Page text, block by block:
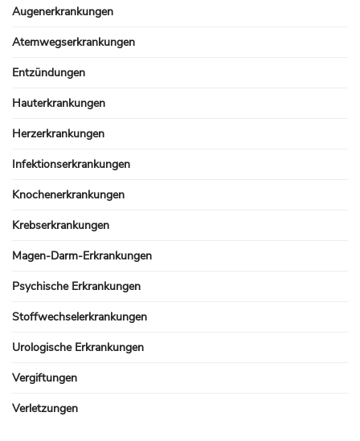
Augenerkrankungen
Atemwegserkrankungen
Entzündungen
Hauterkrankungen
Herzerkrankungen
Infektionserkrankungen
Knochenerkrankungen
Krebserkrankungen
Magen-Darm-Erkrankungen
Psychische Erkrankungen
Stoffwechselerkrankungen
Urologische Erkrankungen
Vergiftungen
Verletzungen